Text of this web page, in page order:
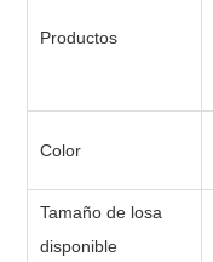
Productos
Color
Tamaño de losa
disponible